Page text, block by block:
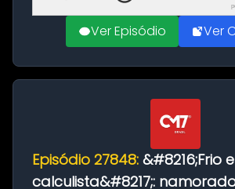
Ver Episódio Ver
Episódio 27848: &#8216;Frio e
calculista&#8217;: